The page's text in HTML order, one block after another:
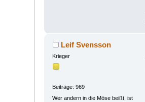
Leif Svensson
Krieger
Beiträge: 969
Wer andern in die Möse beißt, ist